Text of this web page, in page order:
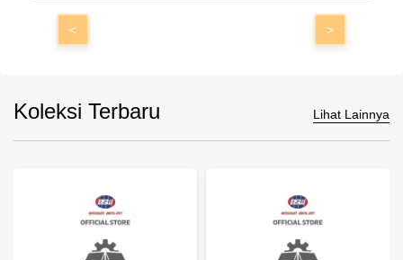
< >
Koleksi Terbaru Lihat Lainnya